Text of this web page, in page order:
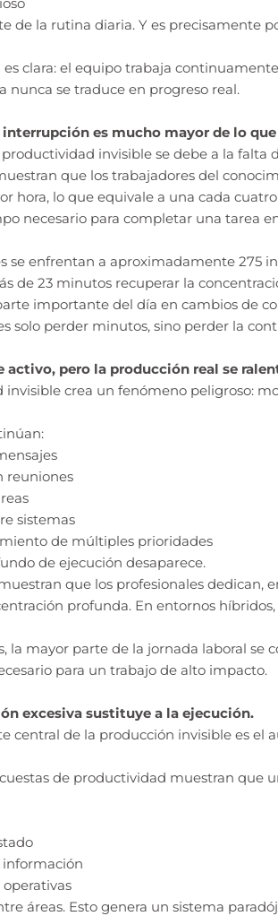
de la rutina diaria. Y es precisamente
es clara: el equipo trabaja
nunca se traduce en progreso real.
interrupción es mucho mayor de lo
invisible se debe a la falta
que los trabajadores del
hora, lo que equivale a una cada
necesario para completar una tarea
se enfrentan a aproximadamente 275
de 23 minutos recuperar la
importante del día en cambios de
solo perder minutos, sino perder la
activo, pero la producción real se
invisible crea un fenómeno peligroso:
reuniones
sistemas
de múltiples prioridades
de ejecución desaparece.
que los profesionales dedican,
profunda. En entornos
la mayor parte de la jornada laboral se
para un trabajo de alto impacto.
excesiva sustituye a la ejecución.
central de la producción invisible es el
de productividad muestran que
información
operativas
áreas. Esto genera un sistema